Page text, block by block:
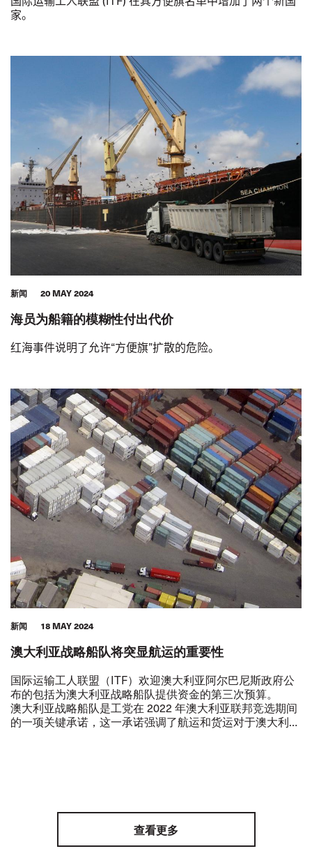
家。
新闻 20 MAY 2024
海员为船籍的模糊性付出代价
红海事件说明了允许“方便旗”扩散的危险。
新闻 18 MAY 2024
澳大利亚战略船队将突显航运的重要性
国际运输工人联盟（ITF）欢迎澳大利亚阿尔巴尼斯政府公
布的包括为澳大利亚战略船队提供资金的第三次预算。
澳大利亚战略船队是工党在 2022 年澳大利亚联邦竞选期间
的一项关键承诺，这一承诺强调了航运和货运对于澳大利亚
查看更多